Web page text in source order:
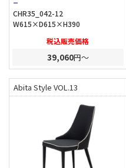
CHR35_042-12
W615×D615×H390
税込販売価格
39,060円～
Abita Style VOL.13